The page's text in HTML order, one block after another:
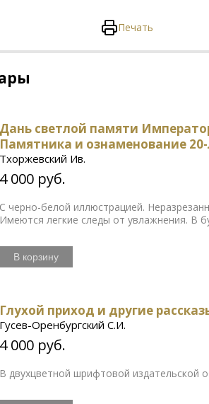
Печать
Дань светлой памяти
Памятника и ознаменование
Тхоржевский Ив.
4 000 руб.
С черно-белой иллюстрацией.
Имеются легкие следы от увлажнения. В
В корзину
Глухой приход и другие
Гусев-Оренбургский С.И.
4 000 руб.
В двухцветной шрифтовой издательской